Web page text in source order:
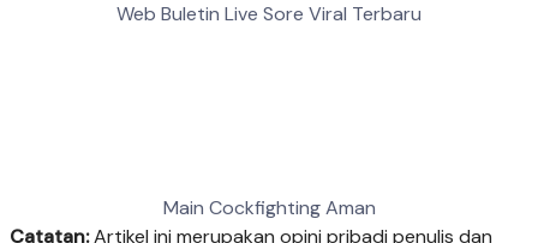
Web Buletin Live Sore Viral Terbaru
Main Cockfighting Aman
Catatan:Artikel ini merupakan opini pribadi penulis dan